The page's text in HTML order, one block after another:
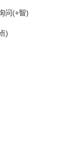
问(+智)
)